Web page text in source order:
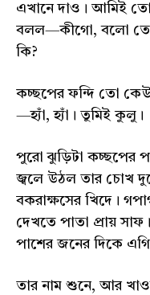
এখানে দাও। আমিই
বলল—কীগো, বলো
কি?
কচ্ছপের ফন্দি তো কেউ
—হ্যাঁ, হ্যাঁ। তুমিই কুলু।
পুরো ঝুড়িটা কচ্ছপের
জ্বলে উঠল তার চোখ
বকরাক্ষসের খিদে।
দেখতে পাতা প্রায়
পাশের জনের দিকে
তার নাম শুনে, আর